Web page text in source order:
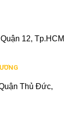
12, Tp.HCM
Thủ Đức,